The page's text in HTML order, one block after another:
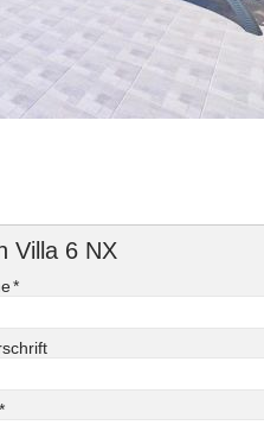
Villa 6 NX
*
*